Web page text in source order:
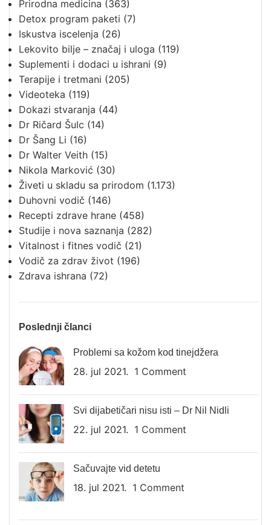
Prirodna medicina (363)
Detox program paketi (7)
Iskustva iscelenja (26)
Lekovito bilje – značaj i uloga (119)
Suplementi i dodaci u ishrani (9)
Terapije i tretmani (205)
Videoteka (119)
Dokazi stvaranja (44)
Dr Ričard Šulc (14)
Dr Šang Li (16)
Dr Walter Veith (15)
Nikola Marković (30)
Živeti u skladu sa prirodom (1.173)
Duhovni vodič (146)
Recepti zdrave hrane (458)
Studije i nova saznanja (282)
Vitalnost i fitnes vodič (21)
Vodič za zdrav život (196)
Zdrava ishrana (72)
Poslednji članci
Problemi sa kožom kod tinejdžera
28. jul 2021. 1 Comment
Svi dijabetičari nisu isti – Dr Nil Nidli
22. jul 2021. 1 Comment
Sačuvajte vid detetu
18. jul 2021. 1 Comment